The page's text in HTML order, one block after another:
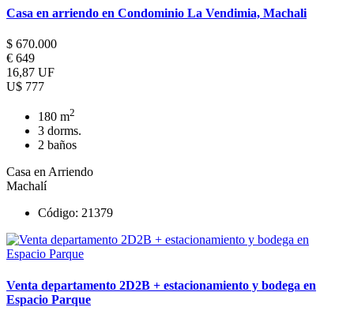
Casa en arriendo en Condominio La Vendimia, Machali
$ 670.000
€ 649
16,87 UF
U$ 777
180 m2
3 dorms.
2 baños
Casa en Arriendo
Machalí
Código: 21379
Venta departamento 2D2B + estacionamiento y bodega en
Espacio Parque